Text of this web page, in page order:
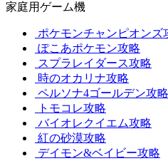
家庭用ゲーム機
ポケモンチャンピオンズ
ぽこあポケモン攻略
スプラレイダース攻略
時のオカリナ攻略
ペルソナ4ゴールデン攻略
トモコレ攻略
バイオレクイエム攻略
紅の砂漠攻略
デイモン&ベイビー攻略